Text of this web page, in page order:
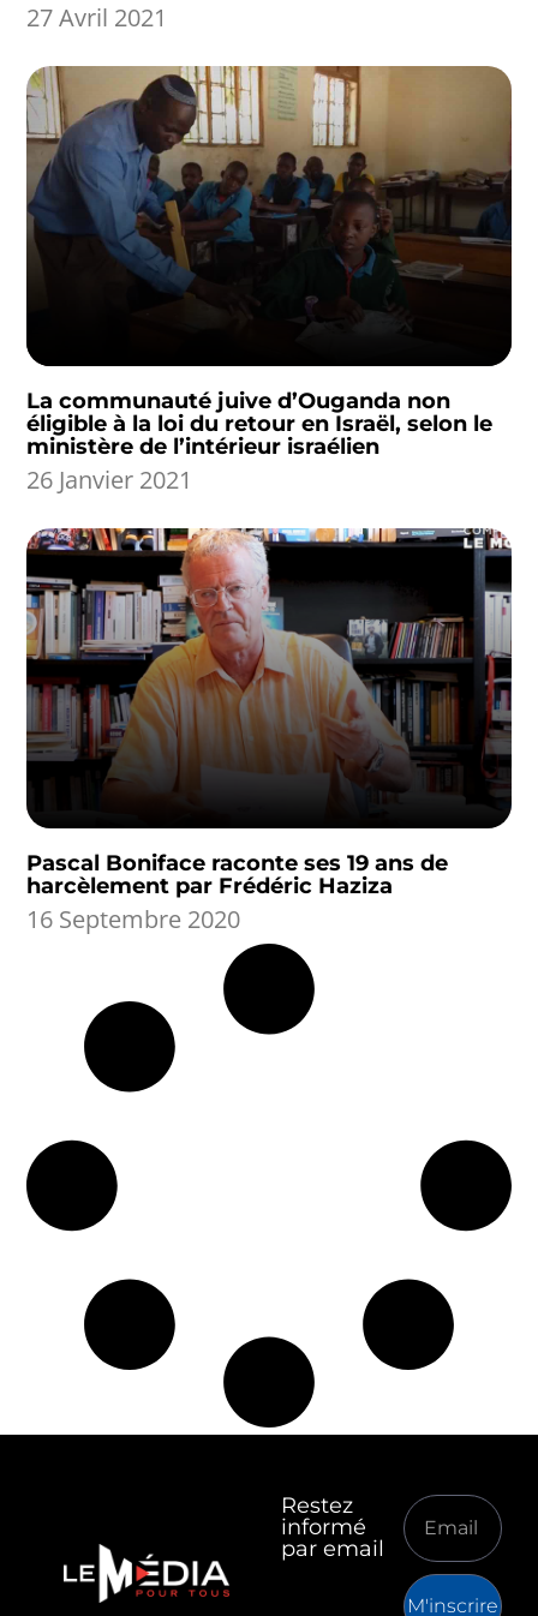
27 Avril 2021
La communauté juive d’Ouganda non
éligible à la loi du retour en Israël, selon le
ministère de l’intérieur israélien
26 Janvier 2021
Pascal Boniface raconte ses 19 ans de
harcèlement par Frédéric Haziza
16 Septembre 2020
Restez
informé
par email
M'inscrire